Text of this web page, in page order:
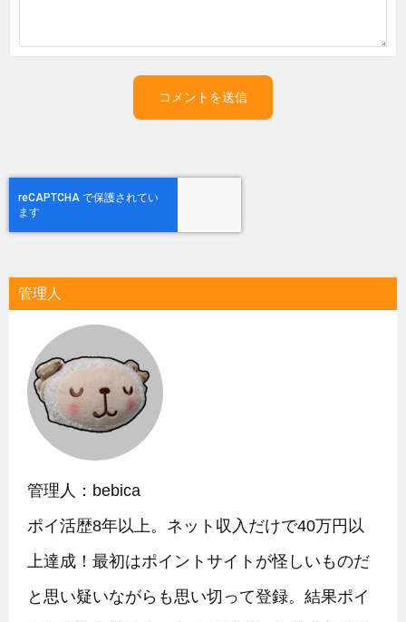
管理人
管理人：bebica
ポイ活歴8年以上。ネット収入だけで40万円以
上達成！最初はポイントサイトが怪しいものだ
と思い疑いながらも思い切って登録。結果ポイ